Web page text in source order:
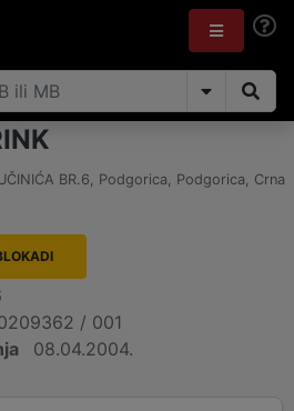
BR.6, Podgorica, Podgorica, Crna
/ 001
08.04.2004.